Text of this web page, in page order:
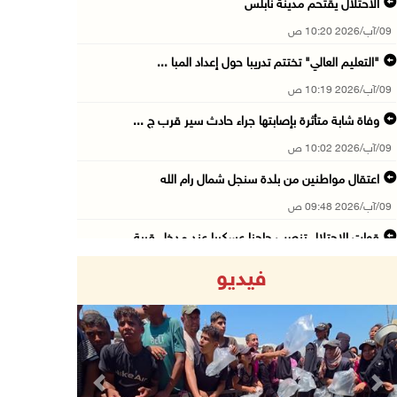
الاحتلال يقتحم مدينة نابلس
09/آب/2026 10:20 ص
"التعليم العالي" تختتم تدريبا حول إعداد المبا ...
09/آب/2026 10:19 ص
وفاة شابة متأثرة بإصابتها جراء حادث سير قرب ج ...
09/آب/2026 10:02 ص
اعتقال مواطنين من بلدة سنجل شمال رام الله
09/آب/2026 09:48 ص
قوات الاحتلال تنصب حاجزا عسكريا عند مدخل قرية ...
09/آب/2026 09:41 ص
جيش الاحتلال يواصل نسف المنازل واستهداف خيام ...
09/آب/2026 09:29 ص
فيديو
Previous Next